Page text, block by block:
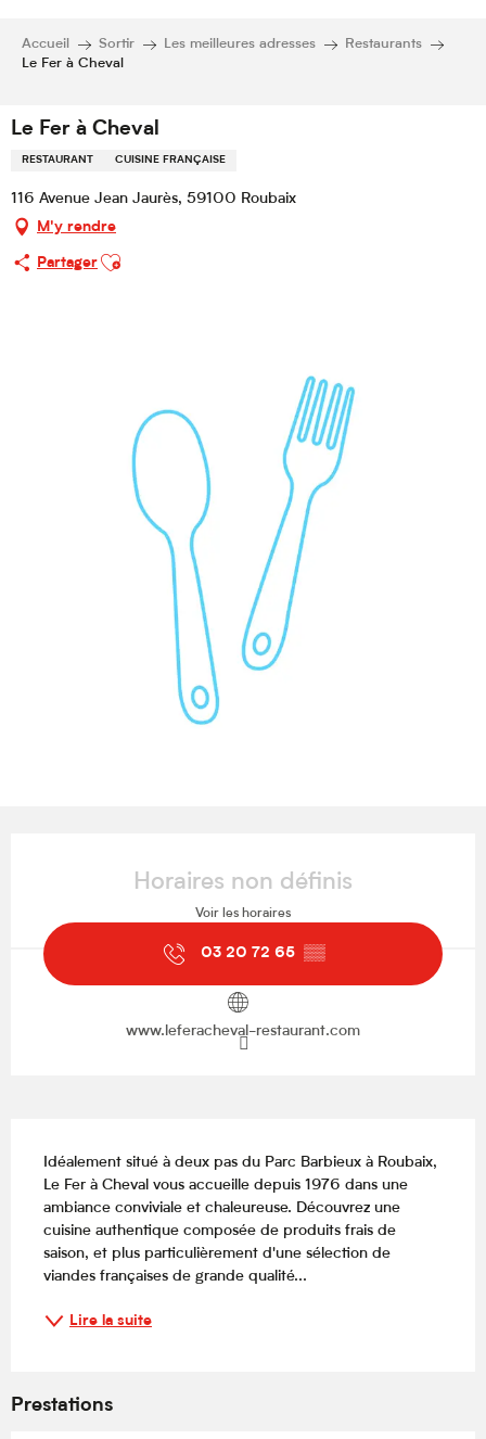
Accueil Sortir Les meilleures adresses
Restaurants
Le Fer à Cheval
Le Fer à Cheval
RESTAURANT CUISINE FRANÇAISE
116 Avenue Jean Jaurès, 59100 Roubaix
M'y rendre
Partager
Ajouter aux favoris
Horaires non définis
Voir les horaires
03 20 72 65 ▒▒
www.leferacheval-restaurant.com
Idéalement situé à deux pas du Parc Barbieux à Roubaix,
Le Fer à Cheval vous accueille depuis 1976 dans une
ambiance conviviale et chaleureuse. Découvrez une
cuisine authentique composée de produits frais de
saison, et plus particulièrement d'une sélection de
viandes françaises de grande qualité...
Lire la suite
Prestations